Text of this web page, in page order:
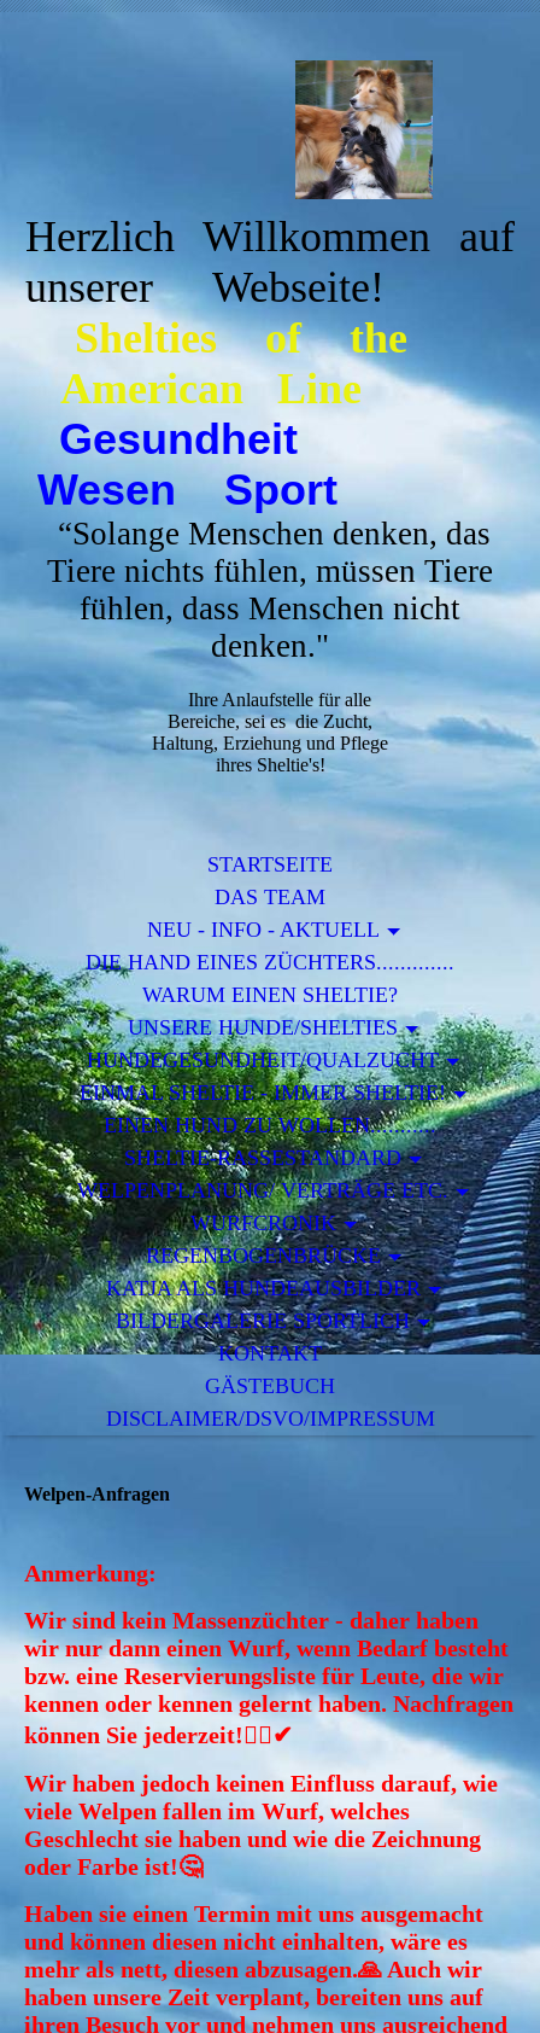
Herzlich Willkommen auf
unserer Webseite!
Sheltiesof the
American Line
Gesundheit
Wesen Sport
“Solange Menschen denken, das
Tiere nichts fühlen, müssen Tiere
fühlen, dass Menschen nicht
denken."
Ihre Anlaufstelle für alle
Bereiche, sei es die Zucht,
Haltung, Erziehung und Pflege
ihres Sheltie's!
STARTSEITE
DAS TEAM
NEU - INFO - AKTUELL
DIE HAND EINES ZÜCHTERS.............
WARUM EINEN SHELTIE?
UNSERE HUNDE/SHELTIES
HUNDEGESUNDHEIT/QUALZUCHT
EINMAL SHELTIE - IMMER SHELTIE!
EINEN HUND ZU WOLLEN...........
SHELTIE-RASSESTANDARD
WELPENPLANUNG/ VERTRÄGE ETC.
WURFCRONIK
REGENBOGENBRÜCKE
KATJA ALS HUNDEAUSBILDER
BILDERGALERIE SPORTLICH
KONTAKT
GÄSTEBUCH
DISCLAIMER/DSVO/IMPRESSUM
Welpen-Anfragen
Anmerkung:
Wir sind kein Massenzüchter - daher haben
wir nur dann einen Wurf, wenn Bedarf besteht
bzw. eine Reservierungsliste für Leute, die wir
kennen oder kennen gelernt haben. Nachfragen
können Sie jederzeit!🤷‍♀️✔
Wir haben jedoch keinen Einfluss darauf, wie
viele Welpen fallen im Wurf, welches
Geschlecht sie haben und wie die Zeichnung
oder Farbe ist!🤔
Haben sie einen Termin mit uns ausgemacht
und können diesen nicht einhalten, wäre es
mehr als nett, diesen abzusagen.🙏 Auch wir
haben unsere Zeit verplant, bereiten uns auf
ihren Besuch vor und nehmen uns ausreichend